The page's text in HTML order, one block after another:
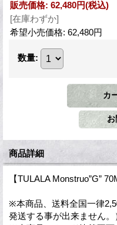
販売価格: 62,480円(税込)
[在庫わずか]
希望小売価格: 62,480円
数量:
商品詳細
【TULALA Monstruo”G”
※本商品、送料全国一律
発送する事が出来ません。